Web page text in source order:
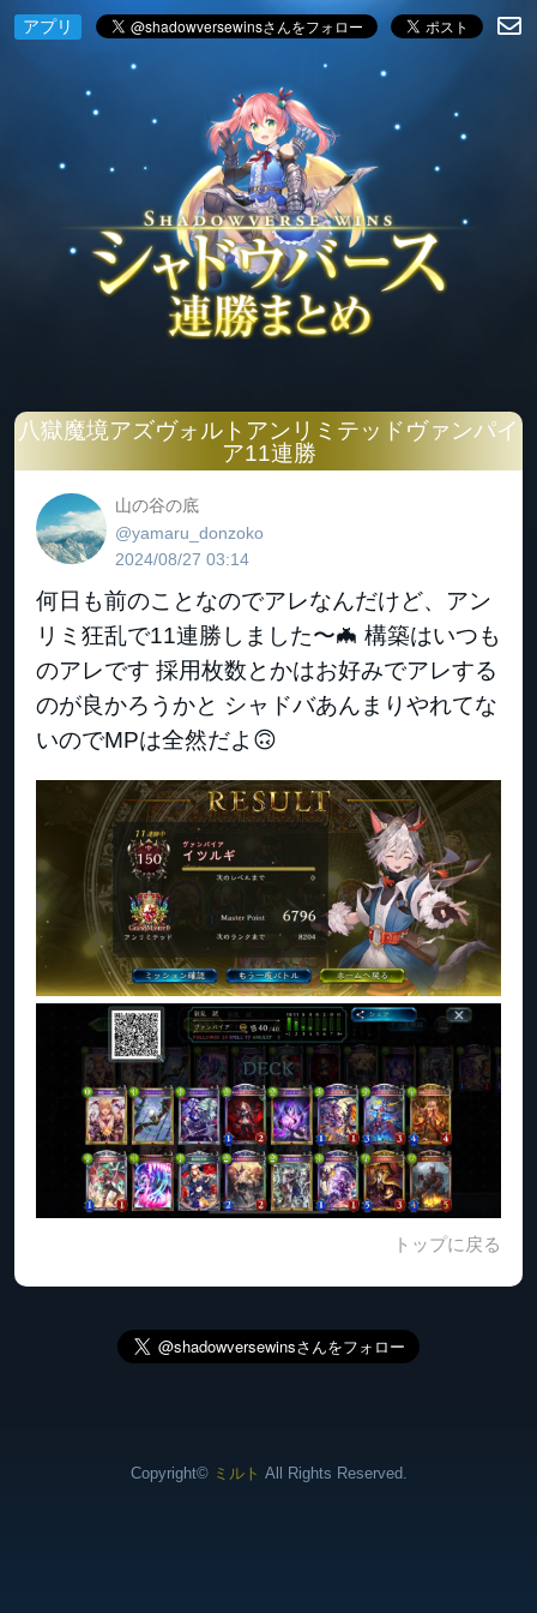
アプリ
八獄魔境アズヴォルトアンリミテッドヴァンパイ
ア11連勝
山の谷の底
@yamaru_donzoko
2024/08/27 03:14
何日も前のことなのでアレなんだけど、アン
リミ狂乱で11連勝しました〜🦇 構築はいつも
のアレです 採用枚数とかはお好みでアレする
のが良かろうかと シャドバあんまりやれてな
いのでMPは全然だよ🙃
トップに戻る
Copyright© ミルト All Rights Reserved.